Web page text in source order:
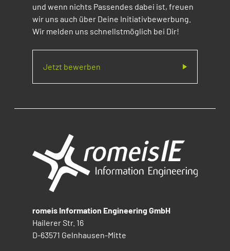
und wenn nichts Passendes dabei ist, freuen
wir uns auch über Deine Initiativbewerbung.
Wir melden uns schnellstmöglich bei Dir!
Jetzt bewerben
romeis Information Engineering GmbH
Hailerer Str. 16
D-63571 Gelnhausen-Mitte